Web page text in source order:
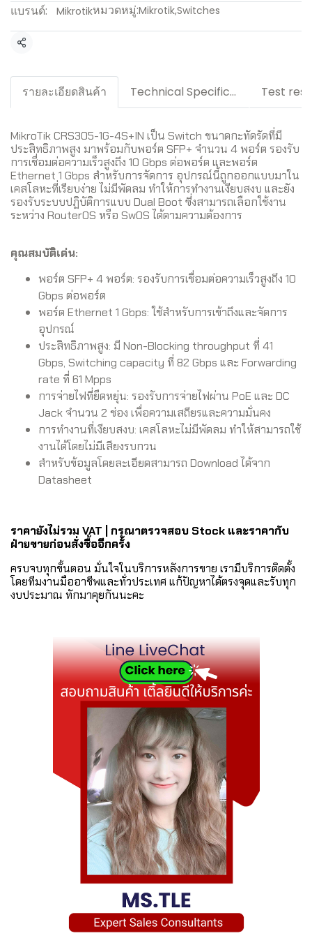
แบรนด์: Mikrotikหมวดหมู่:Mikrotik,Switches
แชร์
รายละเอียดสินค้า Technical Specification / Downloads Test
MikroTik CRS305-1G-4S+IN เป็น Switch ขนาดกะทัดรัดที่มี
ประสิทธิภาพสูง มาพร้อมกับพอร์ต SFP+ จำนวน 4 พอร์ต รองรับ
การเชื่อมต่อความเร็วสูงถึง 10 Gbps ต่อพอร์ต และพอร์ต
Ethernet 1 Gbps สำหรับการจัดการ อุปกรณ์นี้ถูกออกแบบมาใน
เคสโลหะที่เรียบง่าย ไม่มีพัดลม ทำให้การทำงานเงียบสงบ และยัง
รองรับระบบปฏิบัติการแบบ Dual Boot ซึ่งสามารถเลือกใช้งาน
ระหว่าง RouterOS หรือ SwOS ได้ตามความต้องการ
คุณสมบัติเด่น:
พอร์ต SFP+ 4 พอร์ต: รองรับการเชื่อมต่อความเร็วสูงถึง 10
Gbps ต่อพอร์ต
พอร์ต Ethernet 1 Gbps: ใช้สำหรับการเข้าถึงและจัดการ
อุปกรณ์
ประสิทธิภาพสูง: มี Non-Blocking throughput ที่ 41
Gbps, Switching capacity ที่ 82 Gbps และ Forwarding
rate ที่ 61 Mpps
การจ่ายไฟที่ยืดหยุ่น: รองรับการจ่ายไฟผ่าน PoE และ DC
Jack จำนวน 2 ช่อง เพื่อความเสถียรและความมั่นคง
การทำงานที่เงียบสงบ: เคสโลหะไม่มีพัดลม ทำให้สามารถใช้
งานได้โดยไม่มีเสียงรบกวน
สำหรับข้อมูลโดยละเอียดสามารถ Download ได้จาก
Datasheet
ราคายังไม่รวม VAT | กรุณาตรวจสอบ Stock และราคากับ
ฝ่ายขายก่อนสั่งซื้ออีกครั้ง
ครบจบทุกขั้นตอน มั่นใจในบริการหลังการขาย เรามีบริการติดตั้ง
โดยทีมงานมืออาชีพและทั่วประเทศ แก้ปัญหาได้ตรงจุดและรับทุก
งบประมาณ ทักมาคุยกันนะคะ